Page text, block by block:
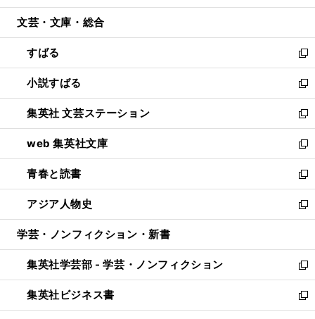
開
ウ
開
く
ン
ウ
で
開
く
ウ
ン
ド
ウ
で
開
く
文芸・文庫・総合
すばる
新
し
い
ウ
ィ
ン
ド
ウ
で
開
く
小説すばる
新
し
い
ウ
ィ
ン
ド
ウ
で
開
集英社 文芸ステーション
新
し
い
ウ
ィ
ン
ド
ウ
開
く
web 集英社文庫
新
し
い
ウ
ィ
ン
ウ
で
開
く
青春と読書
新
し
い
ウ
ン
ド
ウ
で
開
アジア人物史
新
し
ウ
ィ
ン
ド
ウ
学芸・ノンフィクション・新書
集英社学芸部 - 学芸・ノンフィクション
新
し
い
ウ
集英社ビジネス書
新
し